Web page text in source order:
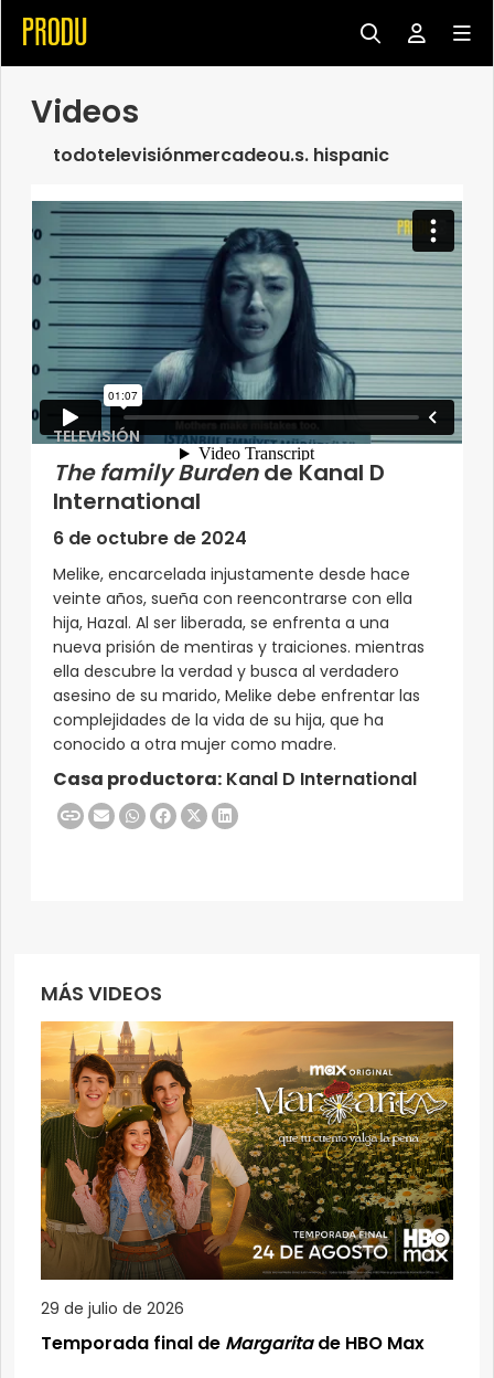
Videos
todotelevisiónmercadeou.s. hispanic
TELEVISIÓN
The family Burdende Kanal D
International
6 de octubre de 2024
Melike, encarcelada injustamente desde hace
veinte años, sueña con reencontrarse con ella
hija, Hazal. Al ser liberada, se enfrenta a una
nueva prisión de mentiras y traiciones. mientras
ella descubre la verdad y busca al verdadero
asesino de su marido, Melike debe enfrentar las
complejidades de la vida de su hija, que ha
conocido a otra mujer como madre.
Casa productora: Kanal D International
MÁS VIDEOS
29 de julio de 2026
Temporada final de Margaritade HBO Max